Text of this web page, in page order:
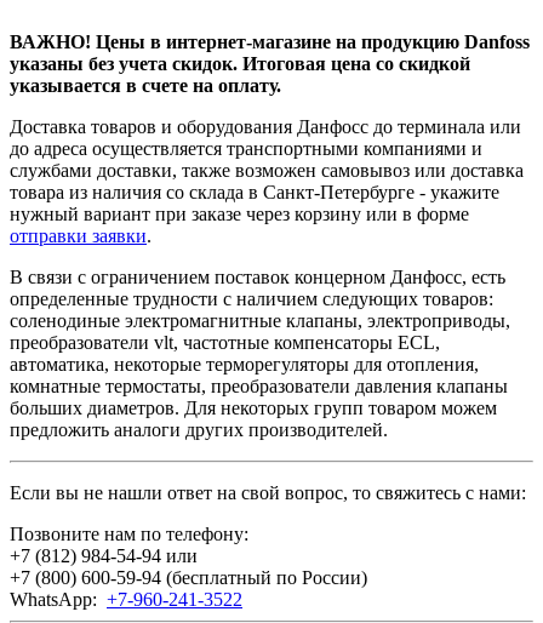
ВАЖНО! Цены в интернет-магазине на продукцию Danfoss
указаны без учета скидок. Итоговая цена со скидкой
указывается в счете на оплату.
Доставка товаров и оборудования Данфосс до терминала или
до адреса осуществляется транспортными компаниями и
службами доставки, также возможен самовывоз или доставка
товара из наличия со склада в Санкт-Петербурге - укажите
нужный вариант при заказе через корзину или в форме
отправки заявки.
В связи с ограничением поставок концерном Данфосс, есть
определенные трудности с наличием следующих товаров:
соленодиные электромагнитные клапаны, электроприводы,
преобразователи vlt, частотные компенсаторы ECL,
автоматика, некоторые терморегуляторы для отопления,
комнатные термостаты, преобразователи давления клапаны
больших диаметров. Для некоторых групп товаром можем
предложить аналоги других производителей.
Если вы не нашли ответ на свой вопрос, то свяжитесь с нами:
Позвоните нам по телефону:
+7 (812) 984-54-94 или
+7 (800) 600-59-94 (бесплатный по России)
WhatsApp: +7-960-241-3522